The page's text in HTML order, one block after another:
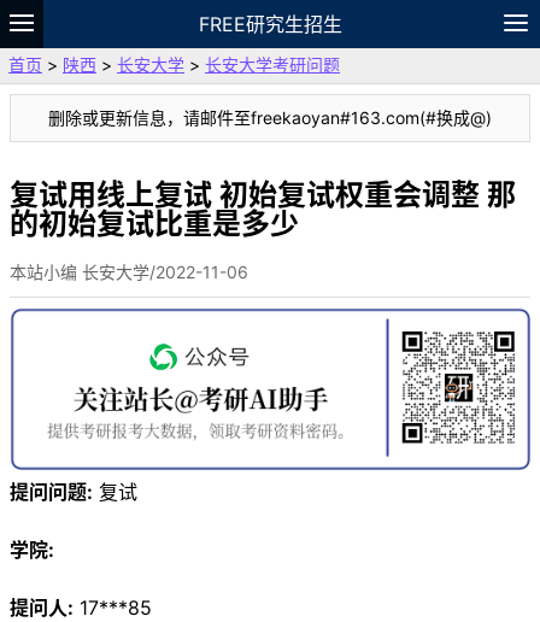
FREE研究生招生
题库
故事 专题 APP 笔记
VIP
资料
首页 > 陕西 > 长安大学 > 长安大学考研问题
删除或更新信息，请邮件至freekaoyan#163.com(#换成@)
复试用线上复试 初始复试权重会调整 那
的初始复试比重是多少
本站小编 长安大学/2022-11-06
提问问题: 复试
学院:
提问人: 17***85